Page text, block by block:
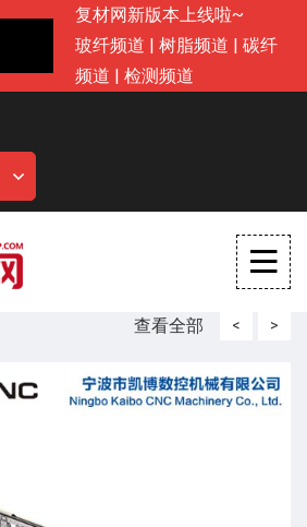
复材网新版本上线啦~
玻纤频道 | 树脂频道 | 碳纤
频道 | 检测频道
查看全部 < >